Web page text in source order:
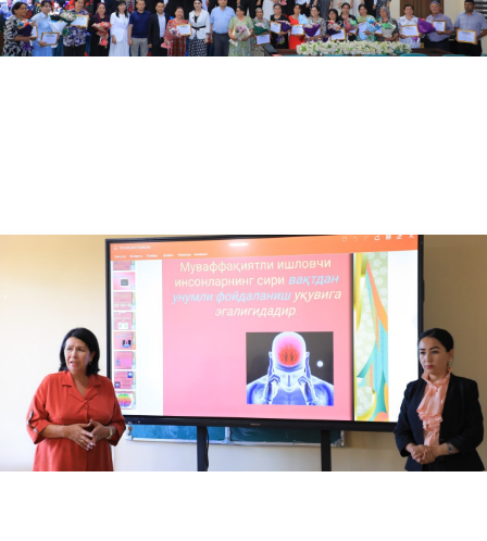
Finlandiyaning boshlangʻich ta’lim sohasi uchun pedagog-mutaxassislar tayyorlash tizimi o…
05.31.2024 5485
Yozgi semestr – qayta o‘qish jarayonlari qanday tashkil etiladi?